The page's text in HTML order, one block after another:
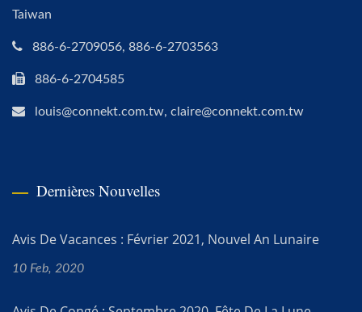
Taiwan
886-6-2709056, 886-6-2703563
886-6-2704585
louis@connekt.com.tw, claire@connekt.com.tw
Dernières Nouvelles
Avis De Vacances : Février 2021, Nouvel An Lunaire
10 Feb, 2020